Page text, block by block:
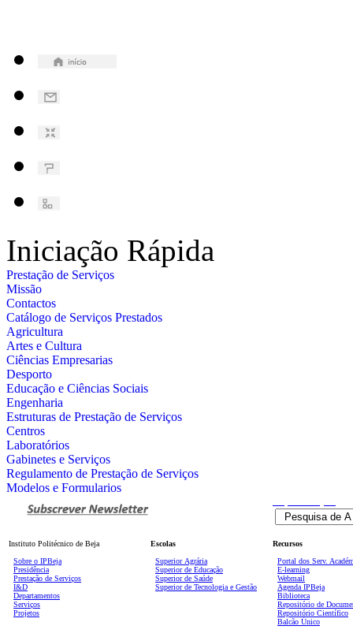
Iniciação Rápida
Prestação de Serviços
Missão
Contactos
Catálogo de Serviços Prestados
Agricultura
Artes e Cultura
Ciências Empresarias
Desporto
Educação e Ciências Sociais
Engenharia
Estruturas de Prestação de Serviços
Centros
Laboratórios
Gabinetes e Serviços
Regulamento de Prestação de Serviços
Modelos e Formularios
Instituto Politécnico de Beja
Sobre o IPBeja
Presidência
Prestação de Serviços
I&D
Departamentos
Serviços
Projetos
Escolas
Superior Agrária
Superior de Educação
Superior de Saúde
Superior de Tecnologia e Gestão
Recursos
Portal dos Serv.
E-learning
Webmail
Agenda IPBeja
Biblioteca
Repositório de
Repositório Científico
Balcão Único